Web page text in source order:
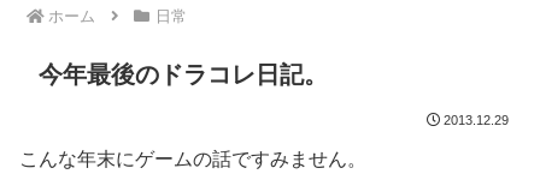
ホーム 日常
今年最後のドラコレ日記。
2013.12.29
こんな年末にゲームの話ですみません。